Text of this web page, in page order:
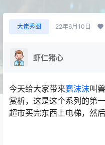
大佬秀图 22年6月10日
虾仁猪心
今天给大家带来蠢沫沫叫
赏析，这是这个系列的第
超市买完东西上电梯，然